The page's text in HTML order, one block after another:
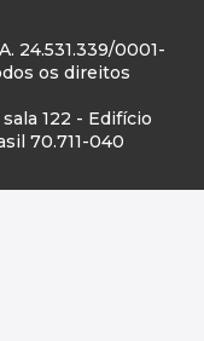
24.531.339/0001-
os direitos
sala 122 - Edifício
70.711-040